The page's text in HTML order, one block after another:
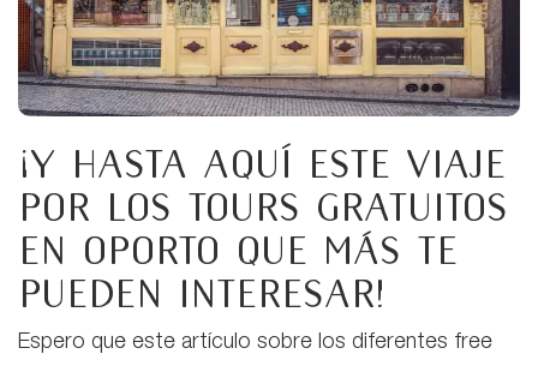
¡Y hasta aquí este viaje
por los tours gratuitos
en Oporto que más te
pueden interesar!
Espero que este artículo sobre los diferentes free